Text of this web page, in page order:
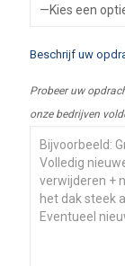
Beschrijf uw
Probeer uw
onze bedrijven